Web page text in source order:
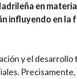
en
influyendo en
y el